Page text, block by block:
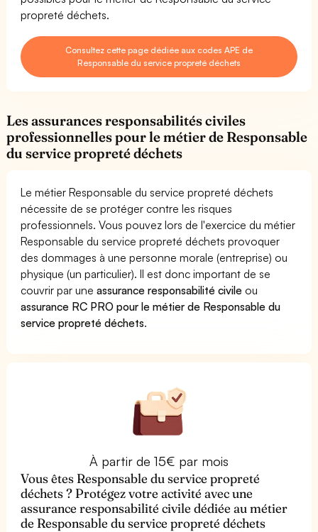
propreté déchets.
Consultez cette page dédiée aux codes APE de
Responsable du service propreté déchets
Les assurances responsabilités civiles
professionnelles pour le métier de Responsable
du service propreté déchets
Le métier Responsable du service propreté déchets
nécessite de se protéger contre les risques
professionnels. Vous pouvez lors de l'exercice du métier
Responsable du service propreté déchets provoquer
des dommages à une personne morale (entreprise) ou
physique (un particulier). Il est donc important de se
couvrir par uneassurance responsabilité civile ou
assurance RC PRO pour le métier de Responsable du
service propreté déchets.
À partir de 15€ par mois
Vous êtes Responsable du service propreté
déchets ? Protégez votre activité avec une
assurance responsabilité civile dédiée au métier
de Responsable du service propreté déchets